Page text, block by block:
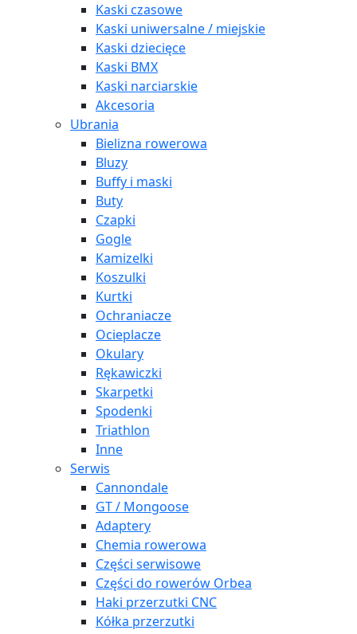
Kaski czasowe
Kaski uniwersalne / miejskie
Kaski dziecięce
Kaski BMX
Kaski narciarskie
Akcesoria
Ubrania
Bielizna rowerowa
Bluzy
Buffy i maski
Buty
Czapki
Gogle
Kamizelki
Koszulki
Kurtki
Ochraniacze
Ocieplacze
Okulary
Rękawiczki
Skarpetki
Spodenki
Triathlon
Inne
Serwis
Cannondale
GT / Mongoose
Adaptery
Chemia rowerowa
Części serwisowe
Części do rowerów Orbea
Haki przerzutki CNC
Kółka przerzutki